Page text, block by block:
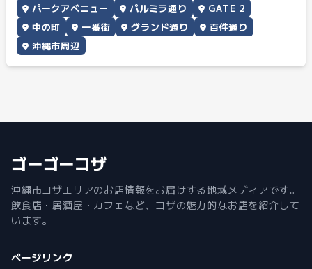
パークアベニュー パルミラ通り
GATE 2
中の町
一番街 グランド通り
百件通り
沖縄市周辺
ゴーゴーコザ
沖縄市コザエリアのお店情報をお届けする地域メディアです。
飲食店・居酒屋・カフェなど、コザの魅力的なお店を紹介して
います。
ページリンク